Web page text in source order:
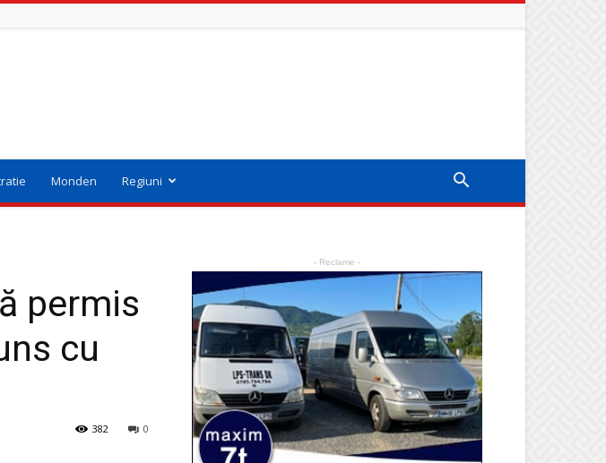
Monden Regiuni
permis
cu
0
382
- Reclame -